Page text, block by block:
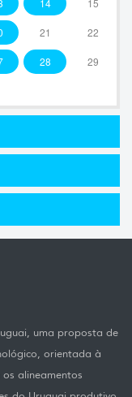
21 22
28 29
uma proposta de
orientada à
alineamentos